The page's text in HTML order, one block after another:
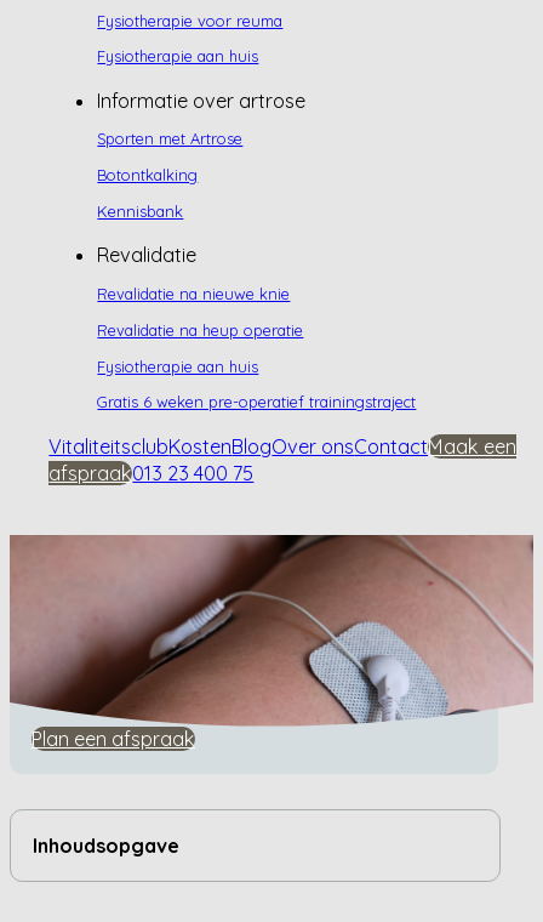
Fysiotherapie voor reuma
Fysiotherapie aan huis
Informatie over artrose
Sporten met Artrose
Botontkalking
Kennisbank
Revalidatie
Revalidatie na nieuwe knie
Revalidatie na heup operatie
Fysiotherapie aan huis
Gratis 6 weken pre-operatief trainingstraject
VitaliteitsclubKostenBlogOver onsContactMaak een
afspraak013 23 400 75
Elektrostimulatie Na Een Knieprothese Operatie
Elektrostimulatie Na Een
Knieprothese Operatie
Plan een afspraak
Inhoudsopgave